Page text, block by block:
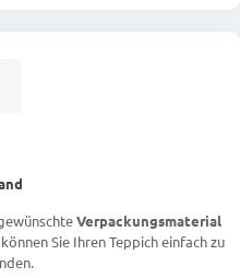
Verpackungsmaterial
Sie Ihren Teppich einfach zu